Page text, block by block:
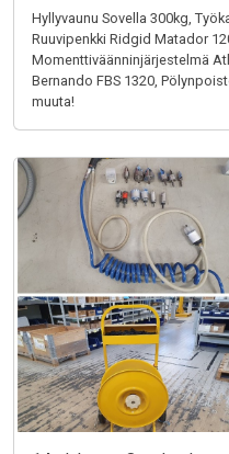
Hyllyvaunu Sovella 300kg,
Ruuvipenkki Ridgid Matador
Momenttiväänninjärjestelmä
Bernando FBS 1320,
muuta!